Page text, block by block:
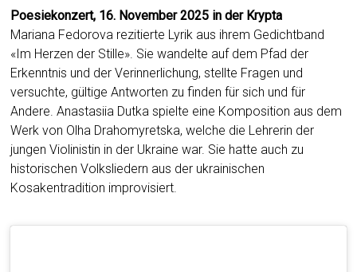
Poesiekonzert, 16. November 2025 in der Krypta
Mariana Fedorova rezitierte Lyrik aus ihrem Gedichtband
«Im Herzen der Stille». Sie wandelte auf dem Pfad der
Erkenntnis und der Verinnerlichung, stellte Fragen und
versuchte, gültige Antworten zu finden für sich und für
Andere. Anastasiia Dutka spielte eine Komposition aus dem
Werk von Olha Drahomyretska, welche die Lehrerin der
jungen Violinistin in der Ukraine war. Sie hatte auch zu
historischen Volksliedern aus der ukrainischen
Kosakentradition improvisiert.